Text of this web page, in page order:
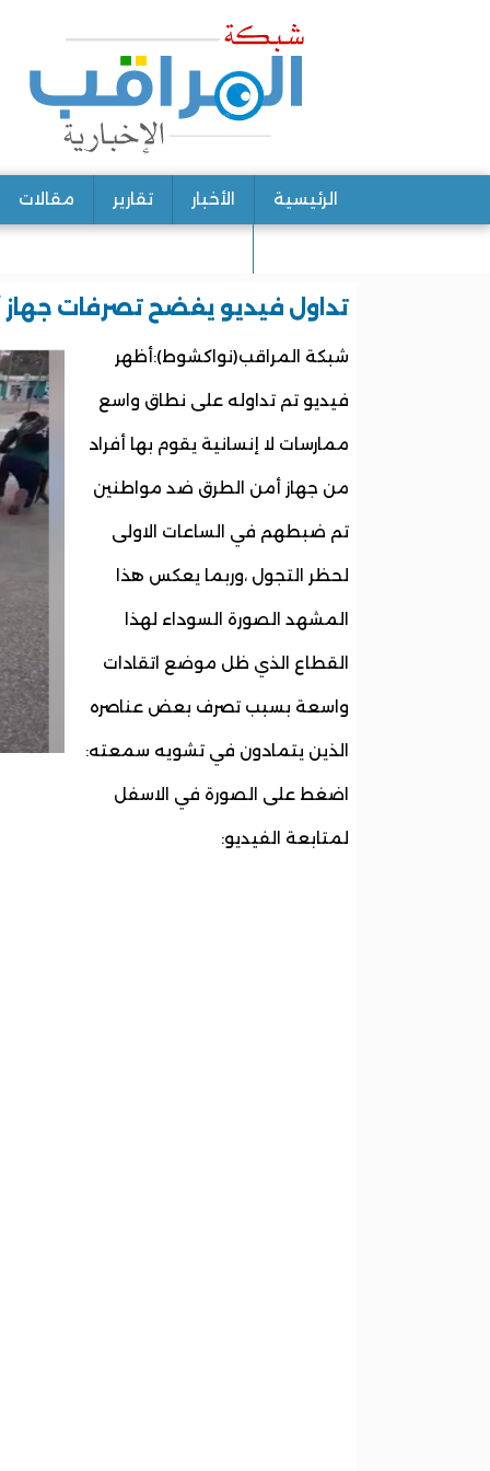
الرئيسية الأخبار تقارير مقالات
تداول فيديو يفضح تصرفات
شبكة المراقب(نواكشوط):أظهر
فيديو تم تداوله على نطاق واسع
ممارسات لا إنسانية يقوم بها أفراد
من جهاز أمن الطرق ضد مواطنين
تم ضبطهم في الساعات الاولى
لحظر التجول ،وربما يعكس هذا
المشهد الصورة السوداء لهذا
القطاع الذي ظل موضع اتقادات
واسعة بسبب تصرف بعض عناصره
الذين يتمادون في تشويه سمعته:
اضغط على الصورة في الاسفل
لمتابعة الفيديو: